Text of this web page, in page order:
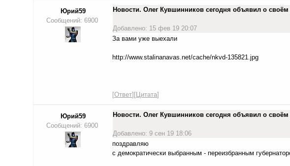
Юрий59
Сообщений: 6900
Новости. Олег Кувшинников сегодня объявил о
Добавлено: 15 фев 19 20:07
За вами уже выехали
http://www.stalinanavas.net/cache/nkvd-135821.jpg
[Ответ][Цитата]
Юрий59
Сообщений: 6900
Новости. Олег Кувшинников сегодня объявил о
Добавлено: 9 сен 19 18:06
поздравляю
с демократически выбранным - переизбранным